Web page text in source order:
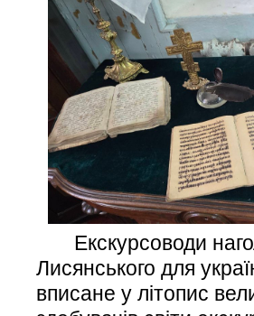
Екскурсоводи
Лисянського для
вписане у літопис